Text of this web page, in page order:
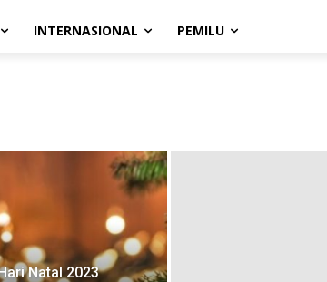
INTERNASIONAL PEMILU
Natal 2023